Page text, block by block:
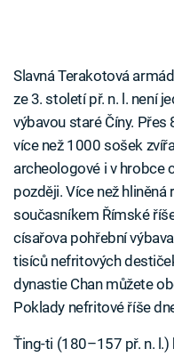
Slavná Terakotová
ze 3. století př. n. l. není
výbavou staré Číny.
více než 1000 sošek
archeologové i v hrobce
později. Více než hliněná
současníkem Římské
císařova pohřební
tisíců nefritových
dynastie Chan můžete
Poklady nefritové říše
Ťing-ti (180–157 př. n. l.)